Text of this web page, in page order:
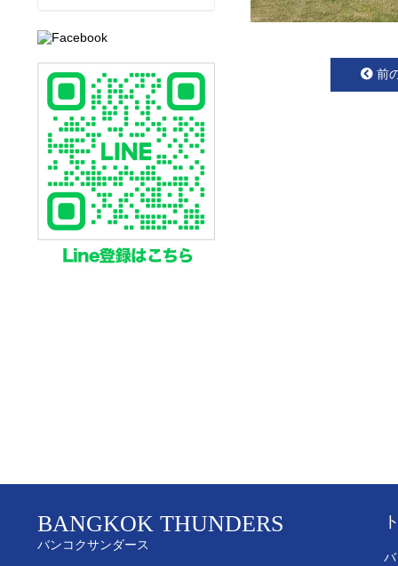
前
BANGKOK THUNDERS
バンコクサンダース